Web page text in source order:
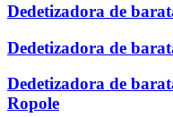
Dedetizadora de
Dedetizadora de
Dedetizadora de
Ropole